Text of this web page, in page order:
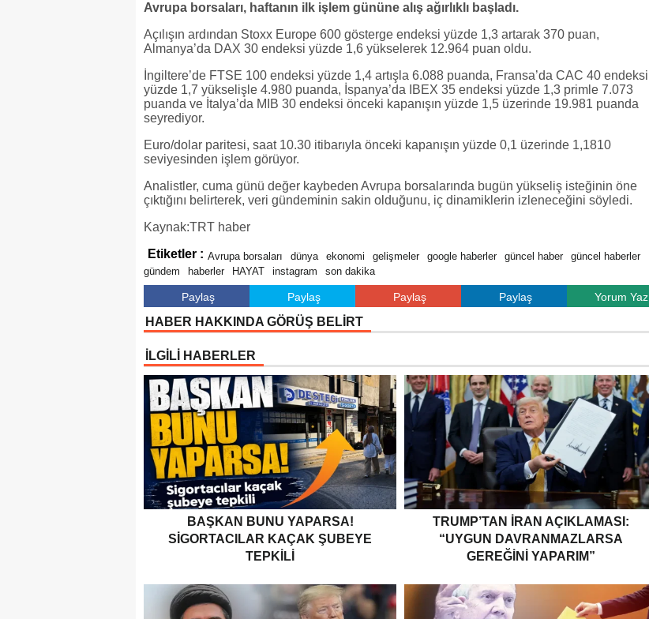
Avrupa borsaları, haftanın ilk işlem gününe alış ağırlıklı başladı.
Açılışın ardından Stoxx Europe 600 gösterge endeksi yüzde 1,3 artarak 370 puan,
Almanya’da DAX 30 endeksi yüzde 1,6 yükselerek 12.964 puan oldu.
İngiltere’de FTSE 100 endeksi yüzde 1,4 artışla 6.088 puanda, Fransa’da CAC 40 endeksi
yüzde 1,7 yükselişle 4.980 puanda, İspanya’da IBEX 35 endeksi yüzde 1,3 primle 7.073
puanda ve İtalya’da MIB 30 endeksi önceki kapanışın yüzde 1,5 üzerinde 19.981 puanda
seyrediyor.
Euro/dolar paritesi, saat 10.30 itibarıyla önceki kapanışın yüzde 0,1 üzerinde 1,1810
seviyesinden işlem görüyor.
Analistler, cuma günü değer kaybeden Avrupa borsalarında bugün yükseliş isteğinin öne
çıktığını belirterek, veri gündeminin sakin olduğunu, iç dinamiklerin izleneceğini söyledi.
Kaynak:TRT haber
Etiketler : Avrupa borsaları dünya ekonomi gelişmeler google haberler güncel haber
güncel haberler
gündem
haberler HAYAT instagram son dakika
Paylaş Paylaş Paylaş Paylaş Yorum Yaz
HABER HAKKINDA GÖRÜŞ BELİRT
İLGİLİ HABERLER
BAŞKAN BUNU YAPARSA!
SIGORTACILAR KAÇAK ŞUBEYE
TEPKILI
TRUMP’TAN İRAN AÇIKLAMASI:
“UYGUN DAVRANMAZLARSA
GEREĞINI YAPARIM”